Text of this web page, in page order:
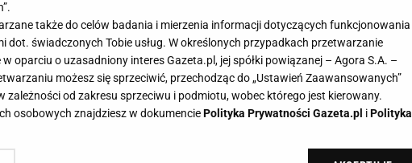
także do celów badania i mierzenia informacji dotyczących funkcjonowania
dot. świadczonych Tobie usług. W określonych przypadkach przetwarzanie
oparciu o uzasadniony interes Gazeta.pl, jej spółki powiązanej – Agora S.A. –
możesz się sprzeciwić, przechodząc do „Ustawień Zaawansowanych”
zależności od zakresu sprzeciwu i podmiotu, wobec którego jest kierowany.
osobowych znajdziesz w dokumenciePolityka Prywatności Gazeta.pl iPolityka